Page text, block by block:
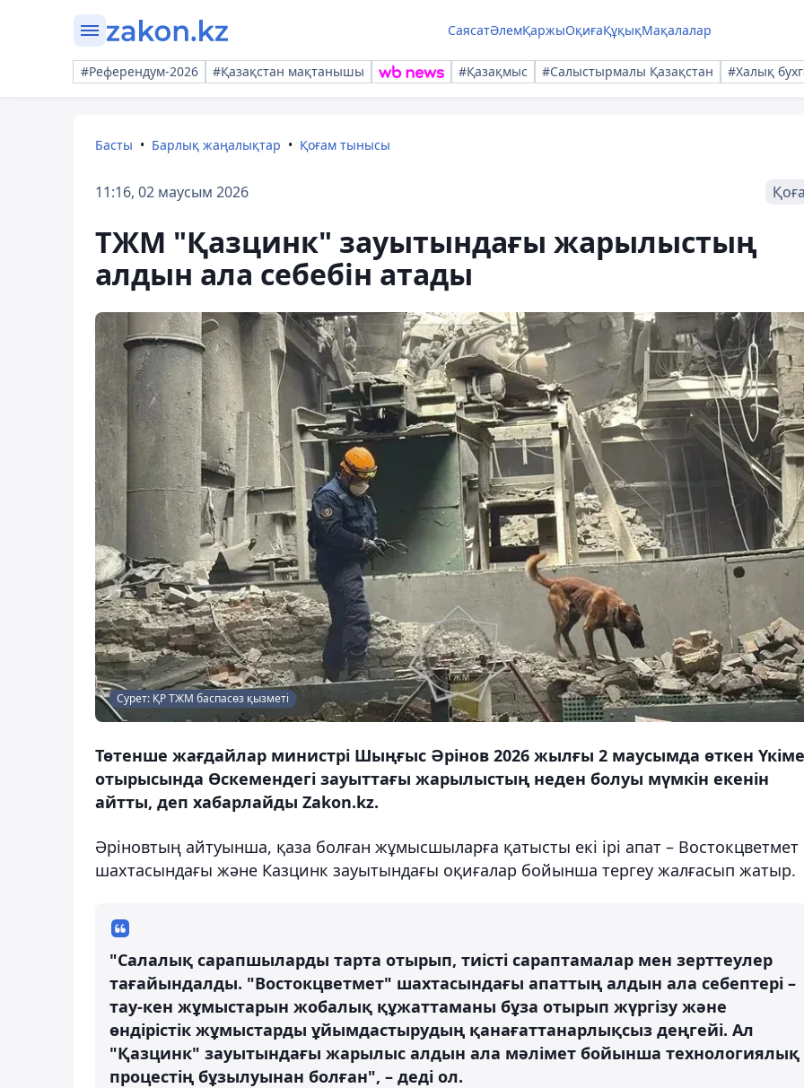
СаясатӘлемҚаржыОқиғаҚұқықМақалалар
#Референдум-2026 #Қазақстан мақтанышы #Қазақмыс #Салыстырмалы Қазақстан #Халық
Басты Барлық жаңалықтар Қоғам тынысы
11:16, 02 маусым 2026
ТЖМ "Қазцинк" зауытындағы жарылыстың
алдын ала себебін атады
Сурет: ҚР ТЖМ баспасөз қызметі
Төтенше жағдайлар министрі Шыңғыс Әрінов 2026 жылғы 2 маусымда өткен
отырысында Өскемендегі зауыттағы жарылыстың неден болуы мүмкін екенін
айтты, деп хабарлайды Zakon.kz.
Әріновтың айтуынша, қаза болған жұмысшыларға қатысты екі ірі апат – Востокцветмет
шахтасындағы және Казцинк зауытындағы оқиғалар бойынша тергеу жалғасып жатыр.
"Салалық сарапшыларды тарта отырып, тиісті сараптамалар мен зерттеулер
тағайындалды. "Востокцветмет" шахтасындағы апаттың алдын ала себептері –
тау-кен жұмыстарын жобалық құжаттаманы бұза отырып жүргізу және
өндірістік жұмыстарды ұйымдастырудың қанағаттанарлықсыз деңгейі. Ал
"Қазцинк" зауытындағы жарылыс алдын ала мәлімет бойынша технологиялық
процестің бұзылуынан болған", – деді ол.